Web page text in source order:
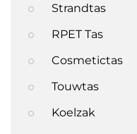
Strandtas
RPET Tas
Cosmetictas
Touwtas
Koelzak